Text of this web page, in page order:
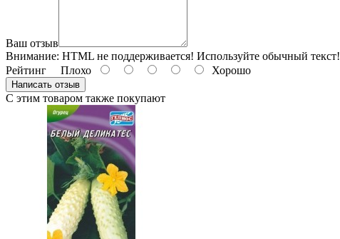
Ваш отзыв
Внимание: HTML не поддерживается! Используйте обычный текст!
Рейтинг Плохо Хорошо
Написать отзыв
С этим товаром также покупают